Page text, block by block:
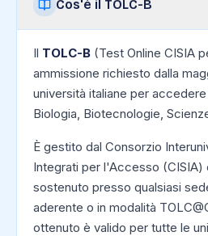
Cos'è il TOLC-B
Il TOLC-B (Test Online CISIA
ammissione richiesto dalla
università italiane per
Biologia, Biotecnologie,
È gestito dal Consorzio
Integrati per l'Accesso (CISIA)
sostenuto presso qualsiasi
aderente o in modalità
ottenuto è valido per tutte le